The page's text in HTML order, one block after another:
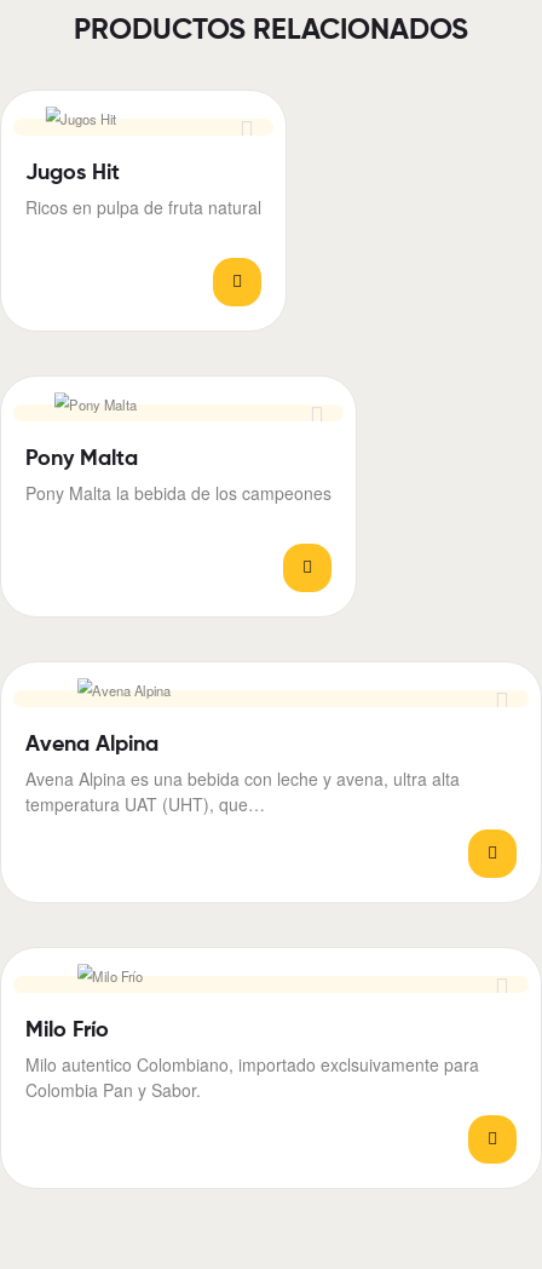
PRODUCTOS RELACIONADOS
Jugos Hit
Ricos en pulpa de fruta natural
Pony Malta
Pony Malta la bebida de los campeones
Avena Alpina
Avena Alpina es una bebida con leche y avena, ultra alta
temperatura UAT (UHT), que…
Milo Frío
Milo autentico Colombiano, importado exclsuivamente para
Colombia Pan y Sabor.